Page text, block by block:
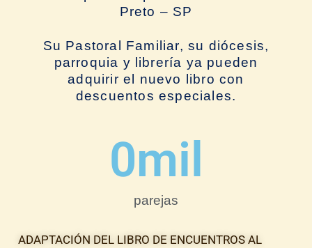
Preto – SP
Su Pastoral Familiar, su diócesis,
parroquia y librería ya pueden
adquirir el nuevo libro con
descuentos especiales.
parejas
0mil
ADAPTACIÓN DEL LIBRO DE ENCUENTROS AL